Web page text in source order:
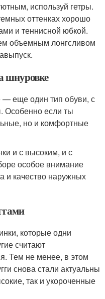
используй гетры.
оттенках хорошо
и теннисной юбкой.
объемным лонгсливом
шнуровке
еще один тип обуви, с
Особенно если ты
но и комфортные
и с высоким, и с
особое внимание
и качество наружных
которые одни
считают
Тем не менее, в этом
снова стали актуальны
так и укороченные